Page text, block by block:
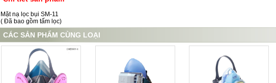
Mặt nạ lọc bụi SM-11
( Đã bao gồm tấm lọc)
CÁC SẢN PHẨM CÙNG LOẠI